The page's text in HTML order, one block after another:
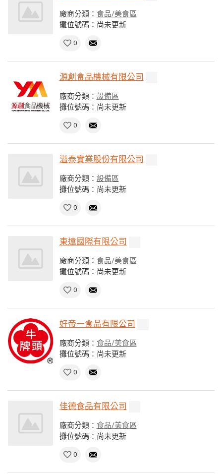
廠商分類： 食品/美食區
攤位號碼：尚未更新
0
源創食品機械有限公司
廠商分類： 設備區
攤位號碼：尚未更新
0
溢泰實業股份有限公司
廠商分類： 設備區
攤位號碼：尚未更新
0
東遠國際有限公司
廠商分類： 食品/美食區
攤位號碼：尚未更新
0
好帝一食品有限公司
廠商分類： 食品/美食區
攤位號碼：尚未更新
0
佳德食品有限公司
廠商分類： 食品/美食區
攤位號碼：尚未更新
0